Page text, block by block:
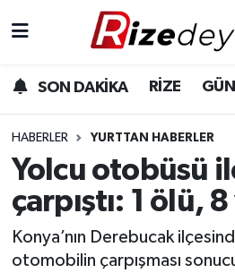
SON DAKİKA RİZE
HABERLER YURTTAN HABERLER
Yolcu otobüsü
çarpıştı: 1 ölü, 8
Konya’nın Derebucak
otomobilin çarpışması
Gündem
Yurttan Haberler
Ekonomi
Teknoloji
Rize Hava Durumu
Rize Trafik Yoğunluk
Süper Lig Puan Durumu
Tüm Manşetler